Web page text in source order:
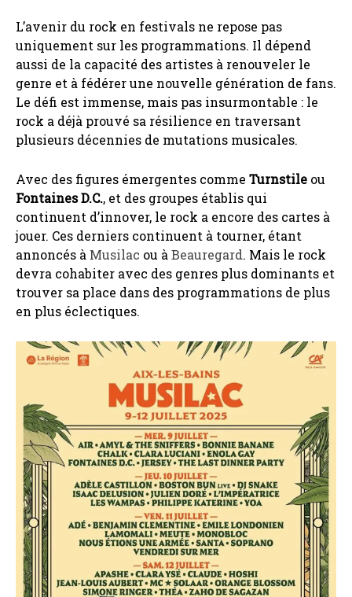
L’avenir du rock en festivals ne repose pas
uniquement sur les programmations. Il dépend
aussi de la capacité des artistes à renouveler le
genre et à fédérer une nouvelle génération de fans.
Le défi est immense, mais pas insurmontable : le
rock a déjà prouvé sa résilience en traversant
plusieurs décennies de mutations musicales.
Avec des figures émergentes comme Turnstile ou
Fontaines D.C., et des groupes établis qui
continuent d’innover, le rock a encore des cartes à
jouer. Ces derniers continuent à tourner, étant
annoncés à Musilac ou àBeauregard. Mais le rock
devra cohabiter avec des genres plus dominants et
trouver sa place dans des programmations de plus
en plus éclectiques.